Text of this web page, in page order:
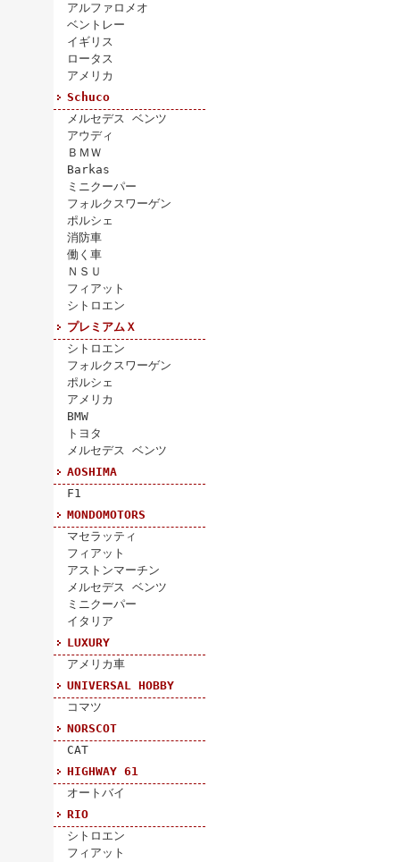
アルファロメオ
ベントレー
イギリス
ロータス
アメリカ
Schuco
メルセデス ベンツ
アウディ
ＢＭＷ
Barkas
ミニクーパー
フォルクスワーゲン
ポルシェ
消防車
働く車
ＮＳＵ
フィアット
シトロエン
プレミアムＸ
シトロエン
フォルクスワーゲン
ポルシェ
アメリカ
BMW
トヨタ
メルセデス ベンツ
AOSHIMA
F1
MONDOMOTORS
マセラッティ
フィアット
アストンマーチン
メルセデス ベンツ
ミニクーパー
イタリア
LUXURY
アメリカ車
UNIVERSAL HOBBY
コマツ
NORSCOT
CAT
HIGHWAY 61
オートバイ
RIO
シトロエン
フィアット